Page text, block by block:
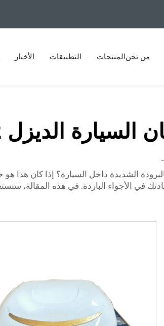
من نحنالمنتجات التطبيقات الأخبار
الديزل 12 فولت
في الأجواء الباردة. في هذه المقالة،